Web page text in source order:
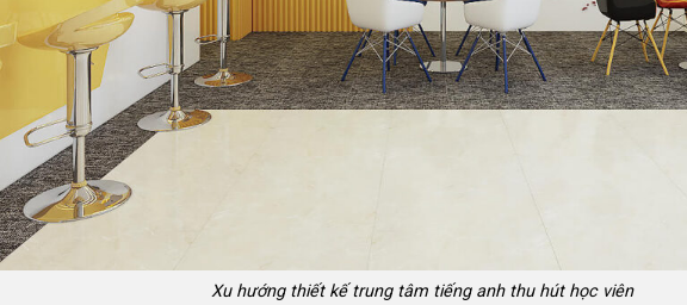
Xu hướng thiết kế trung tâm tiếng anh thu hút học viên